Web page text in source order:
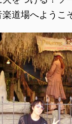
道場へようこ